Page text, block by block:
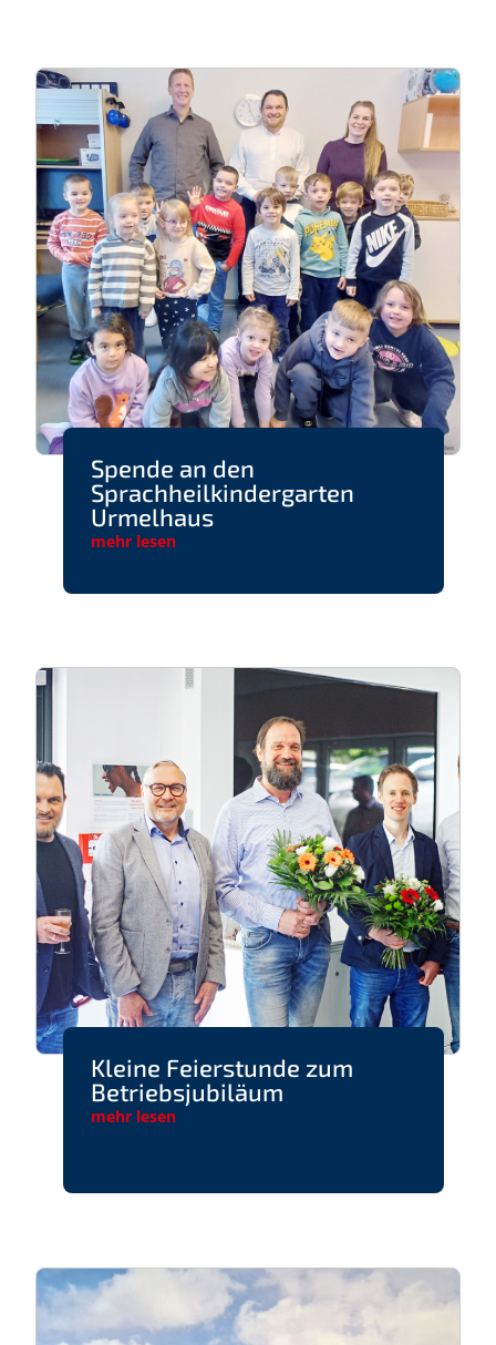
Spende an den
Sprachheilkindergarten
Urmelhaus
mehr lesen
Kleine Feierstunde zum
Betriebsjubiläum
mehr lesen